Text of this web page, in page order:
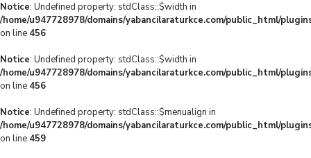
Notice: Undefined property: stdClass::$width in
/home/u947728978/domains/yabancilaraturkce.com/public_html/
on line 456
Notice: Undefined property: stdClass::$width in
/home/u947728978/domains/yabancilaraturkce.com/public_html/
on line 456
Notice: Undefined property: stdClass::$menualign in
/home/u947728978/domains/yabancilaraturkce.com/public_html/
on line 459